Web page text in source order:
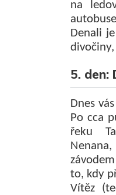
na
Denali
5. den:
Dnes
Po cca
řeku
to, kdy
Vítěz